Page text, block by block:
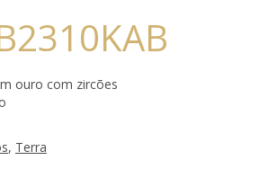
ouro com zircões
, Terra